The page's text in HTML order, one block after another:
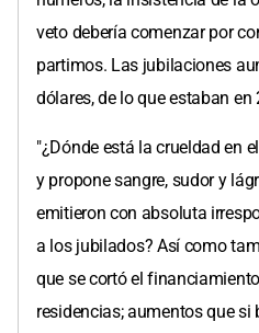
veto debería comenzar por
partimos. Las jubilaciones
dólares, de lo que estaban en
"¿Dónde está la crueldad en
y propone sangre, sudor y
emitieron con absoluta
a los jubilados? Así como
que se cortó el
residencias; aumentos que si